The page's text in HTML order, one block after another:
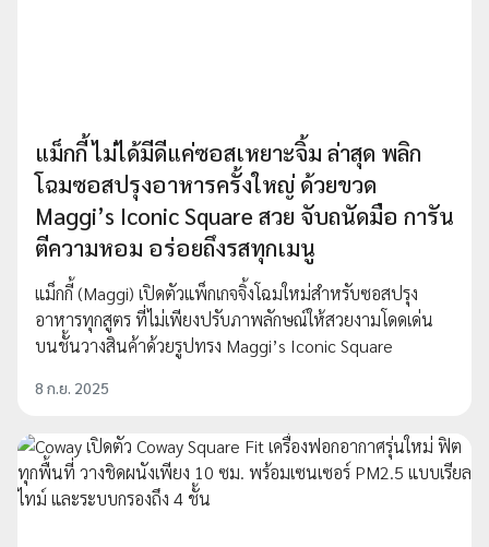
แม็กกี้ ไม่ได้มีดีแค่ซอสเหยาะจิ้ม ล่าสุด พลิก
โฉมซอสปรุงอาหารครั้งใหญ่ ด้วยขวด
Maggi’s Iconic Square สวย จับถนัดมือ การัน
ตีความหอม อร่อยถึงรสทุกเมนู
แม็กกี้ (Maggi) เปิดตัวแพ็กเกจจิ้งโฉมใหม่สำหรับซอสปรุง
อาหารทุกสูตร ที่ไม่เพียงปรับภาพลักษณ์ให้สวยงามโดดเด่น
บนชั้นวางสินค้าด้วยรูปทรง Maggi’s Iconic Square
8 ก.ย. 2025